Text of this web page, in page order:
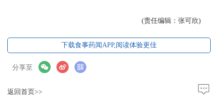
(责任编辑：张可欣)
下载食事药闻APP,阅读体验更佳
分享至
返回首页>>